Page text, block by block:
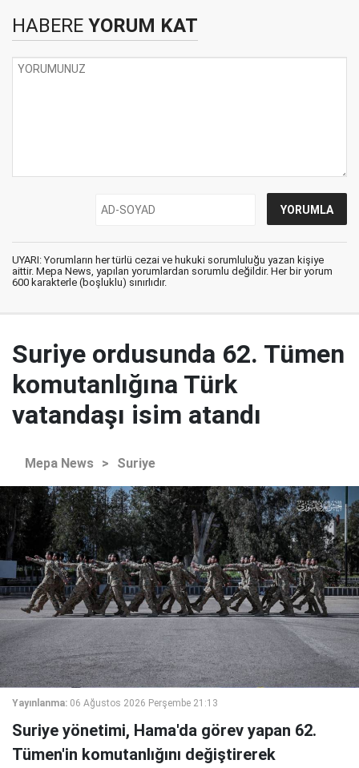
HABERE YORUM KAT
UYARI: Yorumların her türlü cezai ve hukuki sorumluluğu yazan kişiye
aittir. Mepa News, yapılan yorumlardan sorumlu değildir. Her bir yorum
600 karakterle (boşluklu) sınırlıdır.
Suriye ordusunda 62. Tümen
komutanlığına Türk
vatandaşı isim atandı
Mepa News > Suriye
Yayınlanma: 06 Ağustos 2026 Perşembe 21:13
Suriye yönetimi, Hama'da görev yapan 62.
Tümen'in komutanlığını değiştirerek